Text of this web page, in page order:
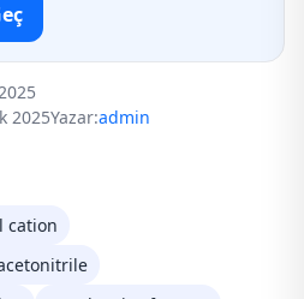
2025Yazar:admin
cation